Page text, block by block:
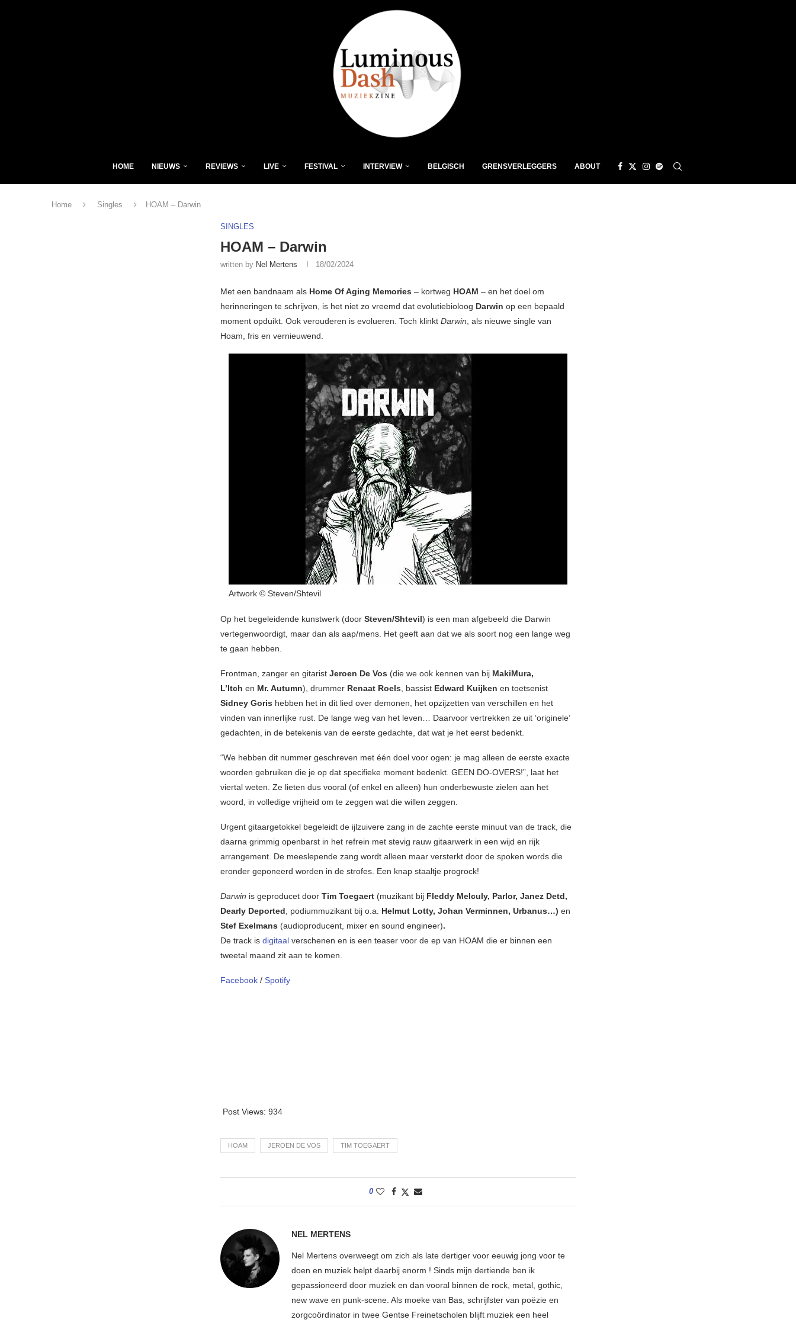
HOME NIEUWS REVIEWS LIVE FESTIVAL INTERVIEW BELGISCH GRENSVERLEGGERS ABOUT
Home Singles HOAM – Darwin
SINGLES
HOAM – Darwin
written by Nel Mertens 18/02/2024
Met een bandnaam als Home Of Aging Memories – kortweg HOAM – en het doel om
herinneringen te schrijven, is het niet zo vreemd dat evolutiebioloog Darwin op een bepaald
moment opduikt. Ook verouderen is evolueren. Toch klinkt Darwin, als nieuwe single van
Hoam, fris en vernieuwend.
Artwork © Steven/Shtevil
Op het begeleidende kunstwerk (door Steven/Shtevil) is een man afgebeeld die Darwin
vertegenwoordigt, maar dan als aap/mens. Het geeft aan dat we als soort nog een lange weg
te gaan hebben.
Frontman, zanger en gitarist Jeroen De Vos (die we ook kennen van bij MakiMura,
L’Itch en Mr. Autumn), drummer Renaat Roels, bassist Edward Kuijken en toetsenist
Sidney Goris hebben het in dit lied over demonen, het opzijzetten van verschillen en het
vinden van innerlijke rust. De lange weg van het leven… Daarvoor vertrekken ze uit ‘originele’
gedachten, in de betekenis van de eerste gedachte, dat wat je het eerst bedenkt.
“We hebben dit nummer geschreven met één doel voor ogen: je mag alleen de eerste exacte
woorden gebruiken die je op dat specifieke moment bedenkt. GEEN DO-OVERS!”, laat het
viertal weten. Ze lieten dus vooral (of enkel en alleen) hun onderbewuste zielen aan het
woord, in volledige vrijheid om te zeggen wat die willen zeggen.
Urgent gitaargetokkel begeleidt de ijlzuivere zang in de zachte eerste minuut van de track, die
daarna grimmig openbarst in het refrein met stevig rauw gitaarwerk in een wijd en rijk
arrangement. De meeslepende zang wordt alleen maar versterkt door de spoken words die
eronder geponeerd worden in de strofes. Een knap staaltje progrock!
Darwin is geproducet door Tim Toegaert (muzikant bij Fleddy Melculy, Parlor, Janez Detd,
Dearly Deported, podiummuzikant bij o.a. Helmut Lotty, Johan Verminnen, Urbanus…) en
Stef Exelmans (audioproducent, mixer en sound engineer).
De track is digitaal verschenen en is een teaser voor de ep van HOAM die er binnen een
tweetal maand zit aan te komen.
Facebook / Spotify
Post Views: 934
HOAM JEROEN DE VOS TIM TOEGAERT
0
NEL MERTENS
Nel Mertens overweegt om zich als late dertiger voor eeuwig jong voor te
doen en muziek helpt daarbij enorm ! Sinds mijn dertiende ben ik
gepassioneerd door muziek en dan vooral binnen de rock, metal, gothic,
new wave en punk-scene. Als moeke van Bas, schrijfster van poëzie en
zorgcoördinator in twee Gentse Freinetscholen blijft muziek een heel